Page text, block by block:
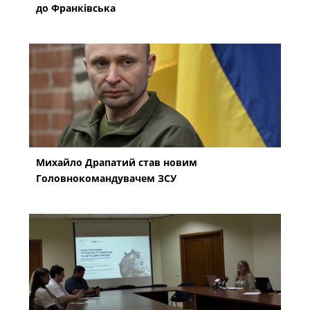
до Франківська
Михайло Драпатий став новим
Головнокомандувачем ЗСУ